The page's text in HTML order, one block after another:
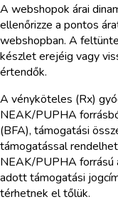
A webshopok árai
ellenőrizze a pontos
webshopban. A
készlet erejéig vagy
értendők.
A vényköteles (Rx)
NEAK/PUPHA
(BFA), támogatási
támogatással
NEAK/PUPHA forrású
adott támogatási
térhetnek el tőlük.